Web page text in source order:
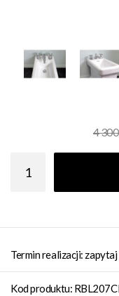
4
Termin realizacji:
Kod produktu: